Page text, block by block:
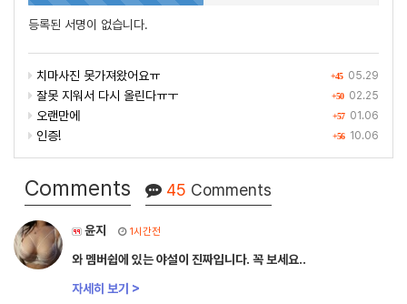
등록된 서명이 없습니다.
+45 05.29
치마사진 못가져왔어요ㅠ
+50 02.25
잘못 지워서 다시 올린다ㅠㅜ
+57 01.06
오랜만에
+56 10.06
인증!
Comments 45 Comments
윤지 1시간전
와 멤버쉽에 있는 야설이 진짜입니다. 꼭 보세요..
자세히 보기 >